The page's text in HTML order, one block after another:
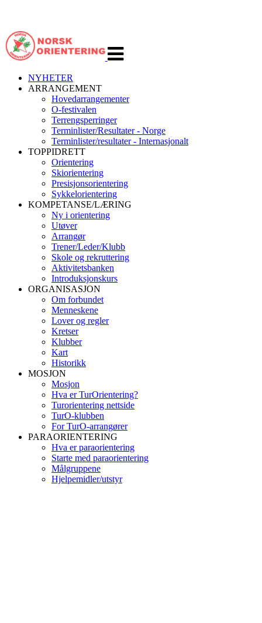
navigasjon
NYHETER
ARRANGEMENT
Hovedarrangementer
O-festivalen
Terrengsperringer
Terminlister/Resultater - Norge
Terminlister/resultater - Internasjonalt
TOPPIDRETT
Orientering
Skiorientering
Presisjonsorientering
Sykkelorientering
KOMPETANSE/LÆRING
Ny i orientering
Utøver
Arrangør
Trener/Leder/Klubb
Skole og rekruttering
Aktivitetsbanken
Introduksjonskurs
ORGANISASJON
Om forbundet
Menneskene
Lover og regler
Kretser
Klubber
Kart
Historikk
MOSJON
Mosjon
Hva er TurOrientering?
Turorientering nettside
TurO-klubben
For TurO-arrangører
PARAORIENTERING
Hva er paraorientering
Starte med paraorientering
Målgruppene
Hjelpemidler/utstyr